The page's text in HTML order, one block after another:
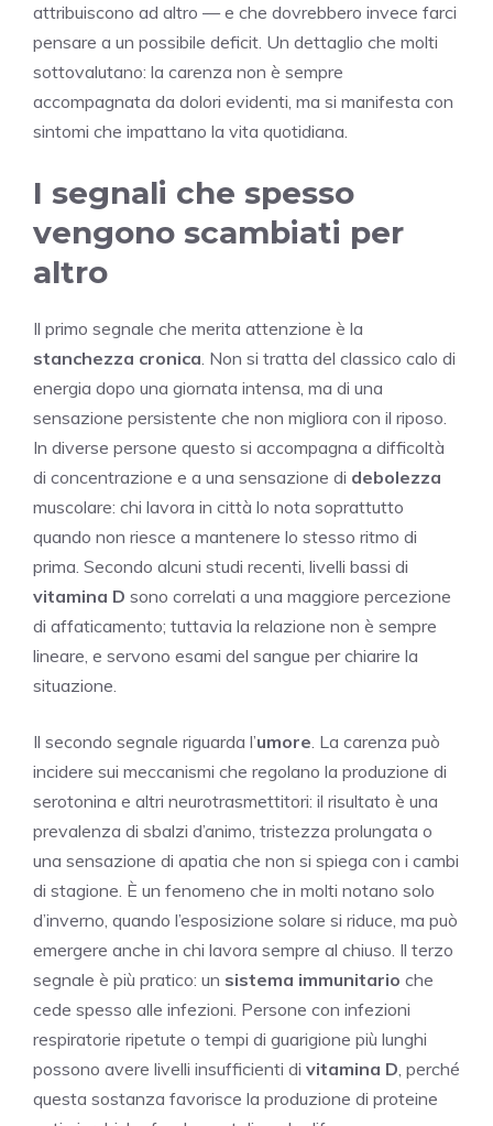
attribuiscono ad altro — e che dovrebbero invece farci
pensare a un possibile deficit. Un dettaglio che molti
sottovalutano: la carenza non è sempre
accompagnata da dolori evidenti, ma si manifesta con
sintomi che impattano la vita quotidiana.
I segnali che spesso
vengono scambiati per
altro
Il primo segnale che merita attenzione è la
stanchezza cronica. Non si tratta del classico calo di
energia dopo una giornata intensa, ma di una
sensazione persistente che non migliora con il riposo.
In diverse persone questo si accompagna a difficoltà
di concentrazione e a una sensazione di debolezza
muscolare: chi lavora in città lo nota soprattutto
quando non riesce a mantenere lo stesso ritmo di
prima. Secondo alcuni studi recenti, livelli bassi di
vitamina D sono correlati a una maggiore percezione
di affaticamento; tuttavia la relazione non è sempre
lineare, e servono esami del sangue per chiarire la
situazione.
Il secondo segnale riguarda l’umore. La carenza può
incidere sui meccanismi che regolano la produzione di
serotonina e altri neurotrasmettitori: il risultato è una
prevalenza di sbalzi d’animo, tristezza prolungata o
una sensazione di apatia che non si spiega con i cambi
di stagione. È un fenomeno che in molti notano solo
d’inverno, quando l’esposizione solare si riduce, ma può
emergere anche in chi lavora sempre al chiuso. Il terzo
segnale è più pratico: un sistema immunitario che
cede spesso alle infezioni. Persone con infezioni
respiratorie ripetute o tempi di guarigione più lunghi
possono avere livelli insufficienti di vitamina D, perché
questa sostanza favorisce la produzione di proteine